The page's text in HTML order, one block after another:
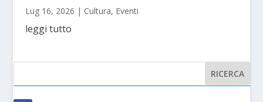
Lug 16, 2026 | Cultura, Eventi
leggi tutto